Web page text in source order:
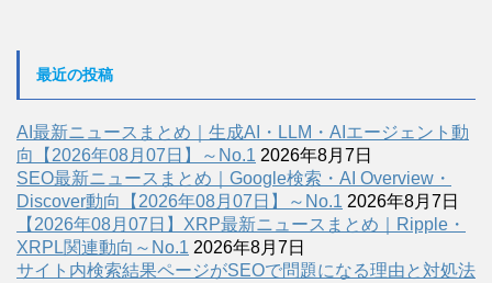
最近の投稿
AI最新ニュースまとめ｜生成AI・LLM・AIエージェント動
向【2026年08月07日】～No.1 2026年8月7日
SEO最新ニュースまとめ｜Google検索・AI Overview・
Discover動向【2026年08月07日】～No.1 2026年8月7日
【2026年08月07日】XRP最新ニュースまとめ｜Ripple・
XRPL関連動向～No.1 2026年8月7日
サイト内検索結果ページがSEOで問題になる理由と対処法